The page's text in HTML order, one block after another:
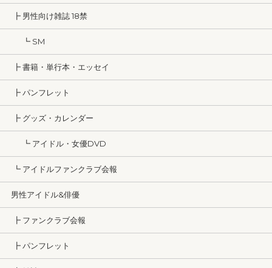
┣ 男性向け雑誌 18禁
┗ SM
┣ 書籍・単行本・エッセイ
┣ パンフレット
┣ グッズ・カレンダー
┗ アイドル・女優DVD
┗ アイドルファンクラブ会報
男性アイドル&俳優
┣ ファンクラブ会報
┣ パンフレット